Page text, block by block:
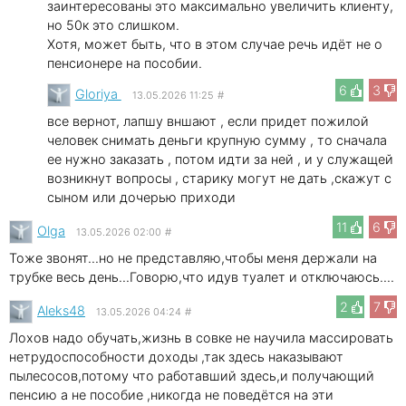
заинтересованы это максимально увеличить клиенту,
но 50к это слишком.
Хотя, может быть, что в этом случае речь идёт не о
пенсионере на пособии.
6
3
Gloriya 13.05.2026 11:25 #
все вернот, лапшу вншают , если придет пожилой
человек снимать деньги крупную сумму , то сначала
ее нужно заказать , потом идти за ней , и у служащей
возникнут вопросы , старику могут не дать ,скажут с
сыном или дочерью приходи
11
6
Olga 13.05.2026 02:00 #
Тоже звонят...но не представляю,чтобы меня держали на
трубке весь день...Говорю,что идув туалет и отключаюсь....
2
7
Aleks48 13.05.2026 04:24 #
Лохов надо обучать,жизнь в совке не научила массировать
нетрудоспособности доходы ,так здесь наказывают
пылесосов,потому что работавший здесь,и получающий
пенсию а не пособие ,никогда не поведётся на эти